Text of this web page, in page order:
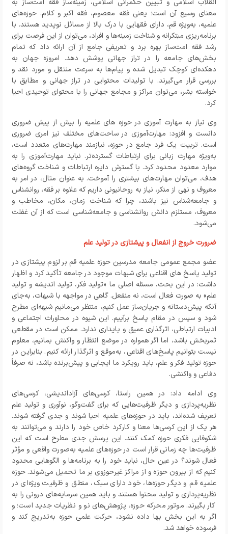
معنای وسیع آن است؛ یعنی فقه معصوم، فقه اکبر و کلام. حوزه‌های
علمیه، به‌ویژه قم، دارای فقهایی با درک بالا از مسائل نوپدید هستند. با
برنامه‌ریزی مبتکرانه و شناخت زمینه‌ها و افراد، می‌توان از این فرصت برای
رشد فقه امت‌ساز بهره برد و تعریفی جامع از آن ارائه داد که تمام
بخش‌های جامعه را در تراز جهانی پوشش دهد. امروزه جهان به
دهکده‌ای کوچک تبدیل شده و پیام‌ها به سرعت منتقل و مورد نقد و
بررسی قرار می‌گیرند. با تولیدات محتوایی در تراز جهانی و مطابق با
خواسته بشر، می‌توان مراکز و مجامع جهانی را با محتوای توحیدی احیا
کرد.
وی نیاز به مهارت آموزی در حوزه های علمیه را بیش از پیش ضروری
دانست و افزود: مهارت‌آموزی در ساحت‌های مختلف نیز امری ضروری
است. تربیت یک فرد جامع در حوزه، نیازمند مهارت‌های متعدد است،
به‌ویژه مهارت زبانی برای ارتباطات گسترده‌تر. نباید مهارت‌آموزی را به
موارد معدود محدود کرد. با گسترش دایره ارتباطات و شناخت گروه‌های
هدف، می‌توان مهارت‌های بیشتری را آموخت. به عنوان مثال، در امر به
معروف و نهی از منکر، نیاز به روحانیونی داریم که علاوه بر فقه، روانشناس
و جامعه‌شناس نیز باشند، چرا که شناخت زمان، مکان، مخاطب و
معروف، مستلزم دانش روانشناسی و جامعه‌شناسی است که از آن غفلت
می‌شود.
ضرورت خروج از انفعال و پیشتازی در تولید علم
عضو مجمع عمومی جامعه مدرسین حوزه علمیه قم بر لزوم پیشتازی در
تولید پاسخ های اقناعی برای شبهات موجود در جامعه تأکید کرد و اظهار
داشت: در این بحث، مسئله اصلی ما «تولید فکر، تولید اندیشه و تولید
علم» به صورت فعال است، نه منفعل. گاهی در مواجهه با شبهات، به‌جای
آنکه پیش‌دستانه و جریان‌ساز عمل کنیم، منتظر می‌مانیم شبهه‌ای مطرح
شود و سپس در مقام پاسخ برآییم. این شیوه در محاورات اجتماعی و
ادبیات ارتباطی، اثرگذاری عمیق و پایداری ندارد. ممکن است در مقطعی
ثمربخش باشد، اما اگر همواره در موضع انتظار و واکنش بمانیم، معلوم
نیست بتوانیم پاسخ‌های اقناعی، به‌موقع و اثرگذار ارائه کنیم. بنابراین در
حوزه تولید فکر و علم، باید رویکرد ما ایجابی و پیش‌برنده باشد، نه صرفاً
دفاعی و واکنشی.
وی ادامه داد: در همین راستا، کرسی‌های آزاداندیشی، کرسی‌های
نظریه‌پردازی و دیگر ظرفیت‌هایی که برای گفت‌وگو، نوآوری و تولید علم
تعریف شده‌اند، باید در حوزه‌های علمیه احیا شوند و جدی گرفته شوند.
هر یک از این کرسی‌ها معنا و کارکرد خاص خود را دارند و می‌توانند به
شکوفایی فکری حوزه کمک کنند. این پرسش جدی مطرح است که این
ظرفیت‌ها چه زمانی قرار است در حوزه‌های علمیه به‌صورت واقعی و مؤثر
فعال شوند؟ در عین حال، نباید خود را به برنامه‌ها و الگوهایی محدود
کنیم که از بیرون حوزه و از مراکز غیرحوزوی بر ما تحمیل می‌شوند. حوزه
علمیه قم و دیگر حوزه‌ها، خود دارای سبک، منطق و ظرفیت ویژه‌ای در
نظریه‌پردازی و تولید محتوا هستند و باید همین سرمایه‌های درونی را به
کار بگیرند. موتور محرکه حوزه، پژوهش‌های نو و نظریات جدید است؛ و
اگر به این بخش بها داده نشود، حرکت علمی حوزه به‌تدریج کند و
فرسوده خواهد شد.